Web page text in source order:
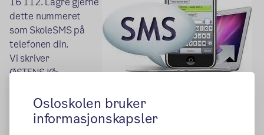
Osloskolen bruker
informasjonskapsler
dette nummeret
som SkoleSMS på
telefonen din.
Vi skriver
ØSTENSJØ:
dere skal vite at dette er en melding fra Østensjø skole.